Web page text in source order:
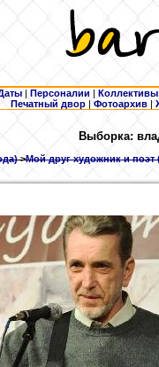
| Персоналии | Коллективы
Печатный двор |Фотоархив |
Выборка:
>Мой друг художник и поэт